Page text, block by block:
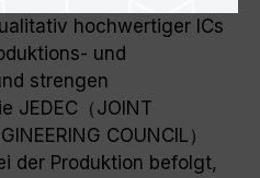
hochwertiger ICs
und
strengen
JEDEC（JOINT
COUNCIL）
der Produktion befolgt,